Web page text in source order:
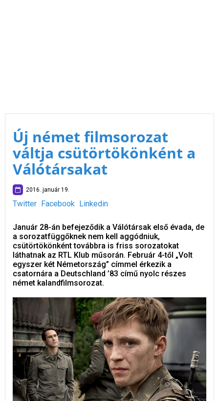
Új német filmsorozat
váltja csütörtökönként a
Válótársakat
2016. január 19.
Twitter Facebook Linkedin
Január 28-án befejeződik a Válótársak első évada, de
a sorozatfüggőknek nem kell aggódniuk,
csütörtökönként továbbra is friss sorozatokat
láthatnak az RTL Klub műsorán. Február 4-től „Volt
egyszer két Németország” címmel érkezik a
csatornára a Deutschland ’83 című nyolc részes
német kalandfilmsorozat.